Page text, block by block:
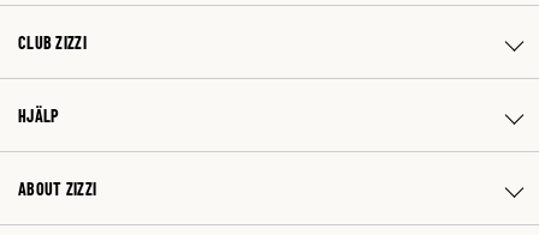
CLUB ZIZZI
HJÄLP
ABOUT ZIZZI